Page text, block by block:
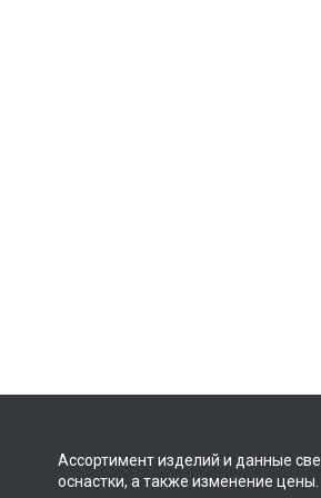
Ассортимент изделий и данные
оснастки, а также изменение цены.